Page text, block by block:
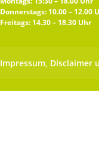
Donnerstags: 10.00 – 12.00
Freitags: 14.30 – 18.30 Uhr
Impressum, Disclaimer